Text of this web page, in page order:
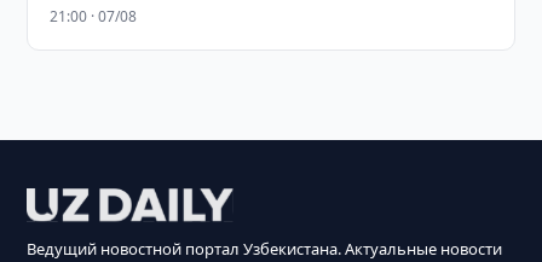
21:00 · 07/08
Ведущий новостной портал Узбекистана. Актуальные новости